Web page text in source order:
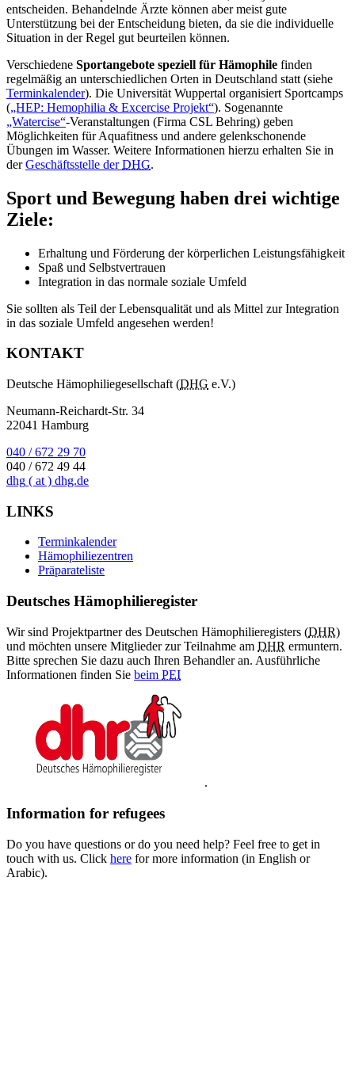
entscheiden. Behandelnde Ärzte können aber meist gute
Unterstützung bei der Entscheidung bieten, da sie die individuelle
Situation in der Regel gut beurteilen können.
Verschiedene Sportangebote speziell für Hämophile finden
regelmäßig an unterschiedlichen Orten in Deutschland statt (siehe
Terminkalender). Die Universität Wuppertal organisiert Sportcamps
(„HEP: Hemophilia & Excercise Projekt“). Sogenannte
„Watercise“-Veranstaltungen (Firma CSL Behring) geben
Möglichkeiten für Aquafitness und andere gelenkschonende
Übungen im Wasser. Weitere Informationen hierzu erhalten Sie in
derGeschäftsstelle derDHG.
Sport und Bewegung haben drei wichtige
Ziele:
Erhaltung und Förderung der körperlichen Leistungsfähigkeit
Spaß und Selbstvertrauen
Integration in das normale soziale Umfeld
Sie sollten als Teil der Lebensqualität und als Mittel zur Integration
in das soziale Umfeld angesehen werden!
KONTAKT
Deutsche Hämophiliegesellschaft (DHG e.V.)
Neumann-Reichardt-Str. 34
22041 Hamburg
040 / 672 29 70
040 / 672 49 44
dhg ( at ) dhg.de
LINKS
Terminkalender
Hämophiliezentren
Präparateliste
Deutsches Hämophilieregister
Wir sind Projektpartner des Deutschen Hämophilieregisters (DHR)
und möchten unsere Mitglieder zur Teilnahme am DHR ermuntern.
Bitte sprechen Sie dazu auch Ihren Behandler an. Ausführliche
Informationen finden Sie beim PEI
.
Information for refugees
Do you have questions or do you need help? Feel free to get in
touch with us. Click here for more information (in English or
Arabic).